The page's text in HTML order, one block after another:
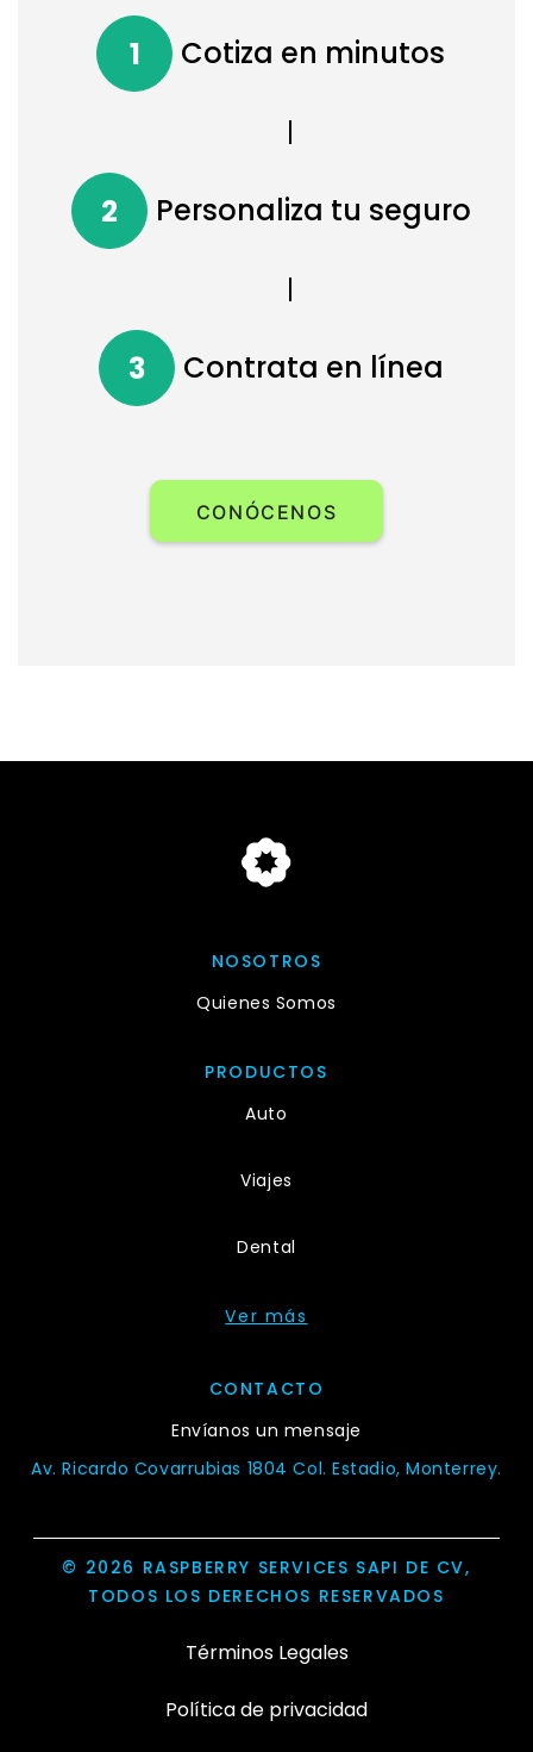
1 Cotiza en minutos
2 Personaliza tu seguro
3 Contrata en línea
CONÓCENOS
NOSOTROS
Quienes Somos
PRODUCTOS
Auto
Viajes
Dental
Ver más
CONTACTO
Envíanos un mensaje
Av. Ricardo Covarrubias 1804 Col. Estadio, Monterrey.
© 2026 RASPBERRY SERVICES SAPI DE CV,
TODOS LOS DERECHOS RESERVADOS
Términos Legales
Política de privacidad